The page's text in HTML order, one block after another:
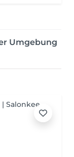
Umgebung